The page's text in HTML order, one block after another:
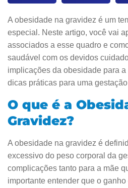
A obesidade na gravidez é um
especial. Neste artigo, você vai
associados a esse quadro e
saudável com os devidos
implicações da obesidade para
dicas práticas para uma
O que é a
Gravidez?
A obesidade na gravidez é
excessivo do peso corporal da
complicações tanto para a mãe
importante entender que o